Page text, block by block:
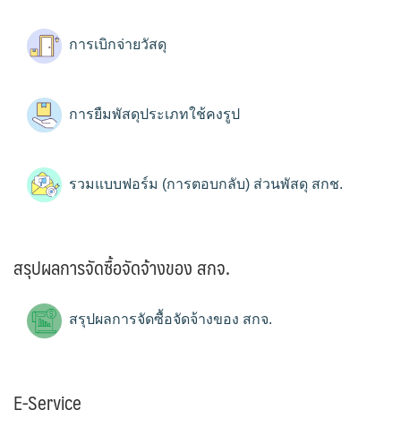
การเบิกจ่ายวัสดุ
การยืมพัสดุประเภทใช้คงรูป
รวมแบบฟอร์ม (การตอบกลับ) ส่วนพัสดุ สกช.
สรุปผลการจัดซื้อจัดจ้างของ สกจ.
สรุปผลการจัดซื้อจัดจ้างของ สกจ.
E-Service